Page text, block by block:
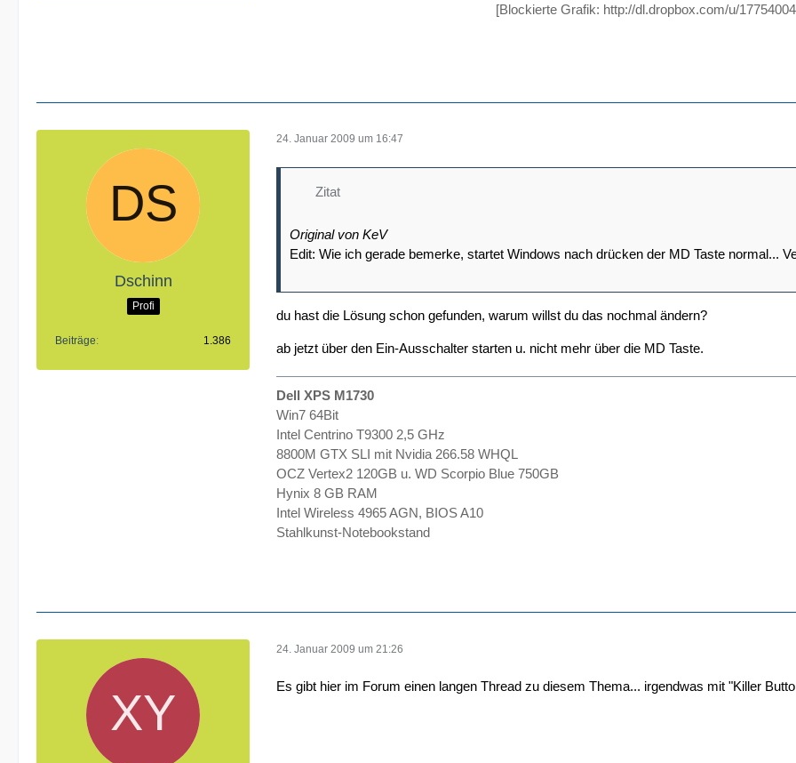
[Blockierte Grafik: http://dl.dropbox.com/u/
Dschinn
Profi
Beiträge 1.386
24. Januar 2009 um 16:47
Zitat
Original von KeV
Edit: Wie ich gerade bemerke, startet Windows nach drücken der MD Taste normal...
du hast die Lösung schon gefunden, warum willst du das nochmal ändern?
ab jetzt über den Ein-Ausschalter starten u. nicht mehr über die MD Taste.
Dell XPS M1730
Win7 64Bit
Intel Centrino T9300 2,5 GHz
8800M GTX SLI mit Nvidia 266.58 WHQL
OCZ Vertex2 120GB u. WD Scorpio Blue 750GB
Hynix 8 GB RAM
Intel Wireless 4965 AGN, BIOS A10
Stahlkunst-Notebookstand
24. Januar 2009 um 21:26
Es gibt hier im Forum einen langen Thread zu diesem Thema... irgendwas mit "Killer